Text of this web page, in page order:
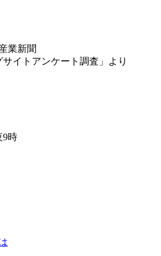
業新聞
サイトアンケート調査」より
9時